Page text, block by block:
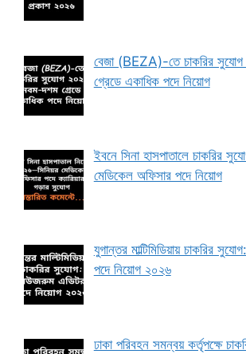
বেজা (BEZA)-তে চাকরির
গ্রেডে একাধিক পদে নিয়োগ
ইবনে সিনা হাসপাতালে চাকরির
মেডিকেল অফিসার পদে নিয়োগ
যুগান্তর মাল্টিমিডিয়ায় চাকরির
পদে নিয়োগ ২০২৬
ঢাকা পরিবহন সমন্বয় কর্তৃপক্ষে